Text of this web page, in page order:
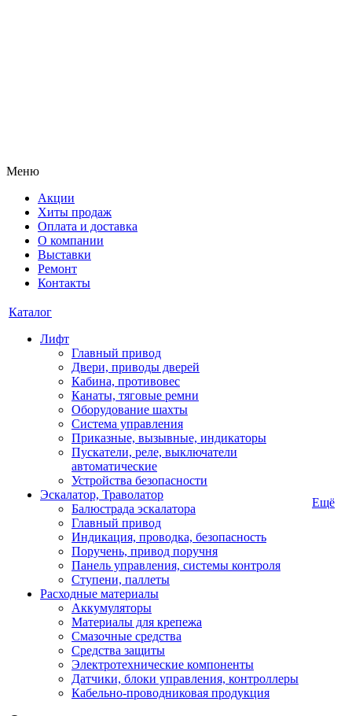
Меню
Акции
Хиты продаж
Оплата и доставка
О компании
Выставки
Ремонт
Контакты
Каталог
Лифт
Главный привод
Двери, приводы дверей
Кабина, противовес
Канаты, тяговые ремни
Оборудование шахты
Система управления
Приказные, вызывные, индикаторы
Пускатели, реле, выключатели
автоматические
Устройства безопасности
Эскалатор, Траволатор
Балюстрада эскалатора
Главный привод
Индикация, проводка, безопасность
Поручень, привод поручня
Панель управления, системы контроля
Ступени, паллеты
Расходные материалы
Аккумуляторы
Материалы для крепежа
Смазочные средства
Средства защиты
Электротехнические компоненты
Датчики, блоки управления, контроллеры
Кабельно-проводниковая продукция
Ещё